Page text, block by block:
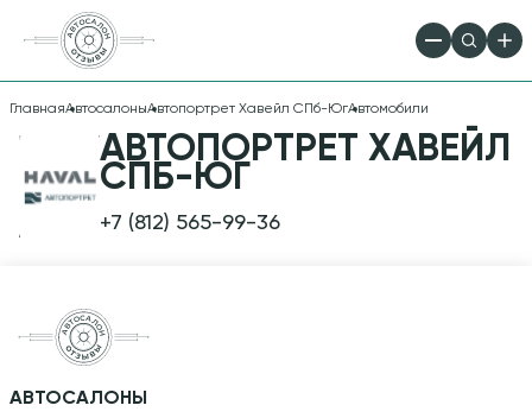
ГлавнаяАвтосалоныАвтопортрет Хавейл СПб-ЮгАвтомобили
АВТОПОРТРЕТ ХАВЕЙЛ
СПБ-ЮГ
+7 (812) 565-99-36
АВТОСАЛОНЫ